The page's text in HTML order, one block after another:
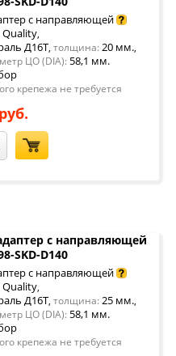
с направляющей
Quality,
Д16Т, толщина: 20 мм.,
ЦО (DIA): 58,1 мм.
крепежа не требуется
с направляющей
SKD-D140
с направляющей
Quality,
Д16Т, толщина: 25 мм.,
ЦО (DIA): 58,1 мм.
крепежа не требуется